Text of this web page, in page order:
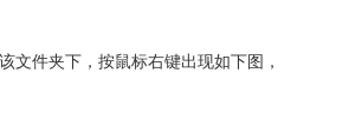
文件夹下，按鼠标右键出现如下图，